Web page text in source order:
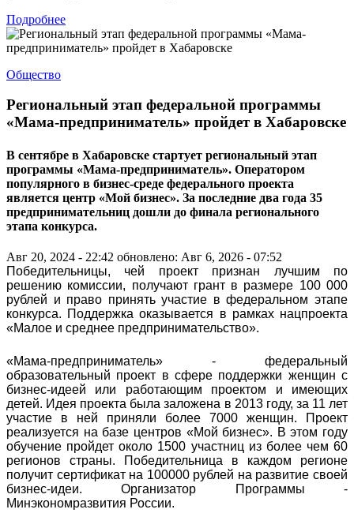
Подробнее
Общество
Региональный этап федеральной программы
«Мама-предприниматель» пройдет в Хабаровске
В сентябре в Хабаровске стартует региональный этап
программы «Мама-предприниматель». Оператором
популярного в бизнес-среде федерального проекта
является центр «Мой бизнес». За последние два года 35
предпринимательниц дошли до финала регионального
этапа конкурса.
Авг 20, 2024 - 22:42 обновлено: Авг 6, 2026 - 07:52
Победительницы, чей проект признан лучшим по
решению комиссии, получают грант в размере 100 000
рублей и право принять участие в федеральном этапе
конкурса. Поддержка оказывается в рамках нацпроекта
«Малое и среднее предпринимательство».
«Мама-предприниматель» - федеральный
образовательный проект в сфере поддержки женщин с
бизнес-идеей или работающим проектом и имеющих
детей. Идея проекта была заложена в 2013 году, за 11 лет
участие в ней приняли более 7000 женщин. Проект
реализуется на базе центров «Мой бизнес». В этом году
обучение пройдет около 1500 участниц из более чем 60
регионов страны. Победительница в каждом регионе
получит сертификат на 100000 рублей на развитие своей
бизнес-идеи. Организатор Программы -
Минэкономразвития России.